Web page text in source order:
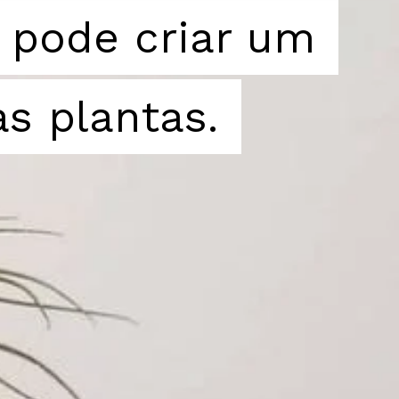
criar um
plantas.
criar um
plantas.